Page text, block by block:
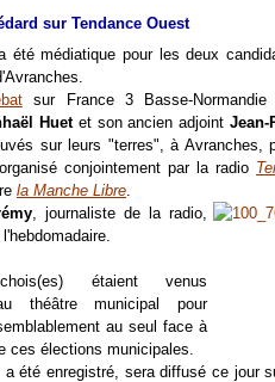
sur Tendance Ouest
été médiatique pour les deux
sur France 3 Basse-Normandie
Huetet son ancien adjointJean-
sur leurs "terres", à Avranches,
conjointement par la radio
la Manche Libre.
, journaliste de la radio,
étaient venus
théâtre municipal pour
au seul face à
ces élections municipales.
a été enregistré, sera diffusé ce jour